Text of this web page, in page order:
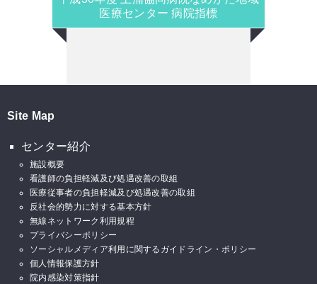
医療センター 病院指標
Site Map
センター紹介
施設概要
看護師の負担軽減及び処遇改善の取組
医療従事者の負担軽減及び処遇改善の取組
反社会的勢力に対する基本方針
無線ネットワーク利用規程
プライバシーポリシー
ソーシャルメディア利用に関するガイドライン・ポリシー
個人情報保護方針
院内感染対策指針